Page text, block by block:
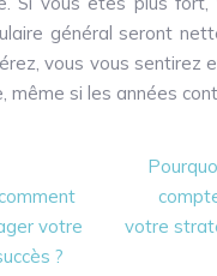
général seront
vous vous sentirez
même si les années
votre
?
votre